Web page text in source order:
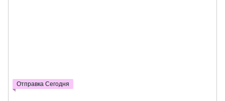
Отправка Сегодня